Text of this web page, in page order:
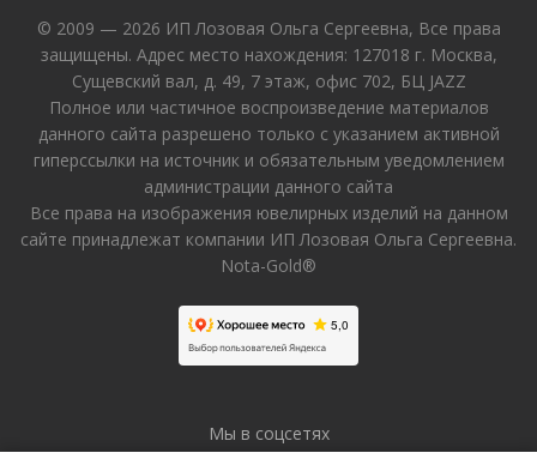
© 2009 — 2026 ИП Лозовая Ольга Сергеевна, Все права
защищены. Адрес место нахождения: 127018 г. Москва,
Сущевский вал, д. 49, 7 этаж, офис 702, БЦ JAZZ
Полное или частичное воспроизведение материалов
данного сайта разрешено только с указанием активной
гиперссылки на источник и обязательным уведомлением
администрации данного сайта
Все права на изображения ювелирных изделий на данном
сайте принадлежат компании ИП Лозовая Ольга Сергеевна.
Nota-Gold®
Мы в соцсетях